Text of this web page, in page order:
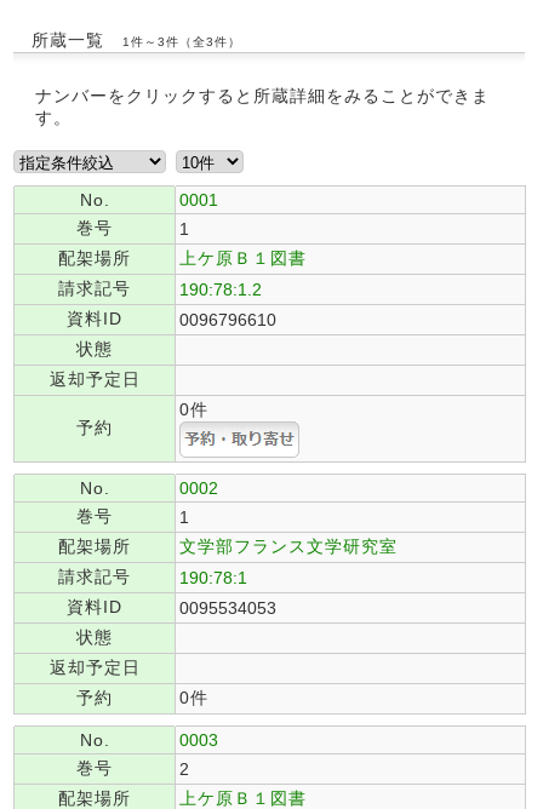
所蔵一覧 1件～3件（全3件）
ナンバーをクリックすると所蔵詳細をみることができま
す。
No.
0001
巻号
1
配架場所
上ケ原Ｂ１図書
請求記号
190:78:1.2
資料ID
0096796610
状態
返却予定日
予約
0件
No.
0002
巻号
1
配架場所
文学部フランス文学研究室
請求記号
190:78:1
資料ID
0095534053
状態
返却予定日
予約
0件
No.
0003
巻号
2
配架場所
上ケ原Ｂ１図書